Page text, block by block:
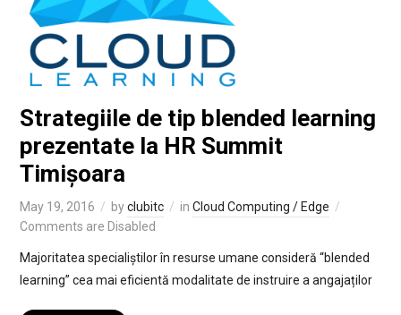
Strategiile de tip blended learning
prezentate la HR Summit
Timișoara
May 19, 2016 byclubitc in Cloud Computing / Edge
Comments are Disabled
Majoritatea specialiștilor în resurse umane consideră “blended
learning” cea mai eficientă modalitate de instruire a angajaților